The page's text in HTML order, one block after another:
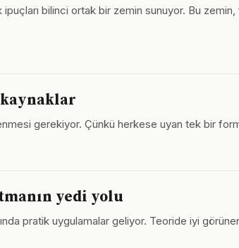
bilinci ortak bir zemin sunuyor. Bu zemin,
gerekiyor. Çünkü herkese uyan tek bir
yedi yolu
pratik uygulamalar geliyor. Teoride iyi